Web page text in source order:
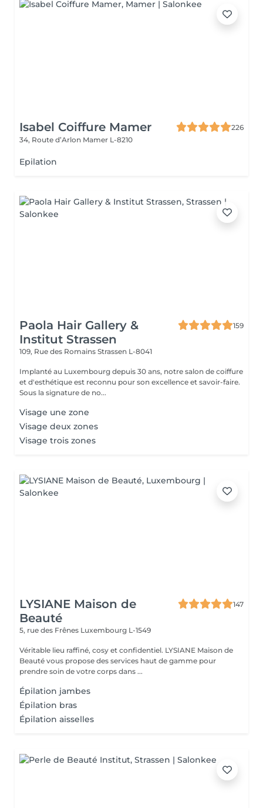
Isabel Coiffure Mamer
226
34, Route d’Arlon Mamer L-8210
Epilation
Paola Hair Gallery &
Institut Strassen
159
109, Rue des Romains Strassen L-8041
Implanté au Luxembourg depuis 30 ans, notre salon de coiffure
et d'esthétique est reconnu pour son excellence et savoir-faire.
Sous la signature de no...
Visage une zone
Visage deux zones
Visage trois zones
LYSIANE Maison de
Beauté
147
5, rue des Frênes Luxembourg L-1549
Véritable lieu raffiné, cosy et confidentiel. LYSIANE Maison de
Beauté vous propose des services haut de gamme pour
prendre soin de votre corps dans ...
Épilation jambes
Épilation bras
Épilation aisselles